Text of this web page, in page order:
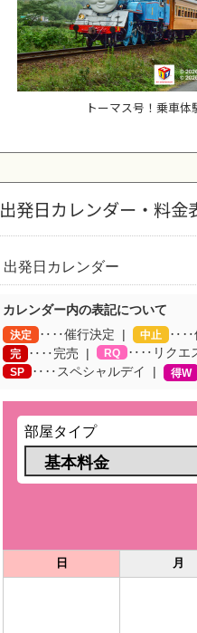
トーマス号！乗車体
出発日カレンダー・料金
出発日カレンダー
カレンダー内の表記について
決定 ‥‥催行決定 中止 ‥‥
完 ‥‥完売 RQ ‥‥リクエ
SP ‥‥スペシャルデイ 得W